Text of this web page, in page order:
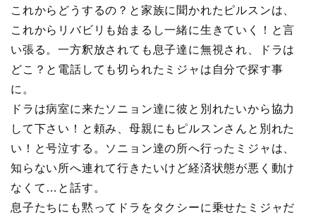
これからどうするの？と家族に聞かれたピルスンは、
これからリバビリも始まるし一緒に生きていく！と言
い張る。一方釈放されても息子達に無視され、ドラは
どこ？と電話しても切られたミジャは自分で探す事
に。
ドラは病室に来たソニョン達に彼と別れたいから協力
して下さい！と頼み、母親にもピルスンさんと別れた
い！と号泣する。ソニョン達の所へ行ったミジャは、
知らない所へ連れて行きたいけど経済状態が悪く動け
なくて…と話す。
息子たちにも黙ってドラをタクシーに乗せたミジャだ